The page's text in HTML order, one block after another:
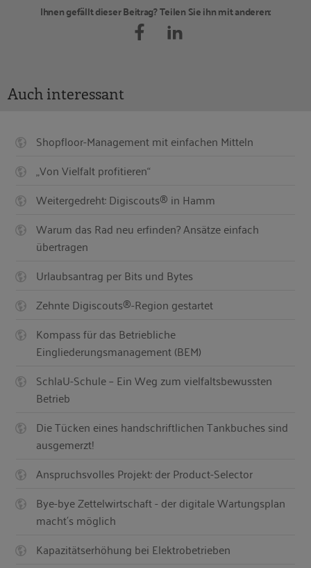
Ihnen gefällt dieser Beitrag? Teilen Sie ihn mit anderen:
Auch interessant
Shopfloor-Management mit einfachen Mitteln
„Von Vielfalt profitieren“
Weitergedreht: Digiscouts® in Hamm
Warum das Rad neu erfinden? Ansätze einfach
übertragen
Urlaubsantrag per Bits und Bytes
Zehnte Digiscouts®-Region gestartet
Kompass für das Betriebliche
Eingliederungsmanagement (BEM)
SchlaU-Schule – Ein Weg zum vielfaltsbewussten
Betrieb
Die Tücken eines handschriftlichen Tankbuches sind
ausgemerzt!
Anspruchsvolles Projekt: der Product-Selector
Bye-bye Zettelwirtschaft - der digitale Wartungsplan
macht´s möglich
Kapazitätserhöhung bei Elektrobetrieben